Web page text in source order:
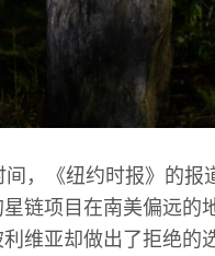
间，《纽约时报》的报
链项目在南美偏远的
维亚却做出了拒绝的